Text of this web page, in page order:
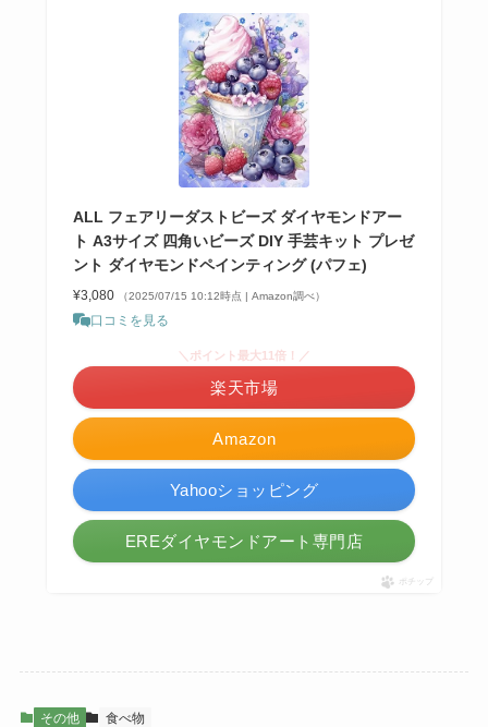
ALL フェアリーダストビーズ ダイヤモンドアー
ト A3サイズ 四角いビーズ DIY 手芸キット プレゼ
ント ダイヤモンドペインティング (パフェ)
¥3,080 （2025/07/15 10:12時点 | Amazon調べ）
口コミを見る
Amazon
＼ポイント最大11倍！／
楽天市場
Yahooショッピング
EREダイヤモンドアート専門店
ポチップ
その他 食べ物